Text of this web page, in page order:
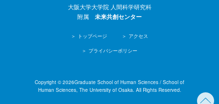
大阪大学大学院 人間科学研究科
附属 未来共創センター
トップページ アクセス
プライバシーポリシー
Copyright © 2026Graduate School of Human Sciences / School of
Human Sciences, The University of Osaka. All Rights Reserved.